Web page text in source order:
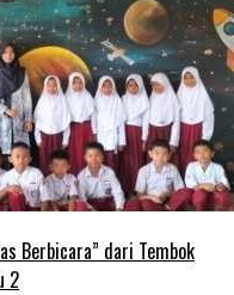
Berbicara” dari Tembok
2